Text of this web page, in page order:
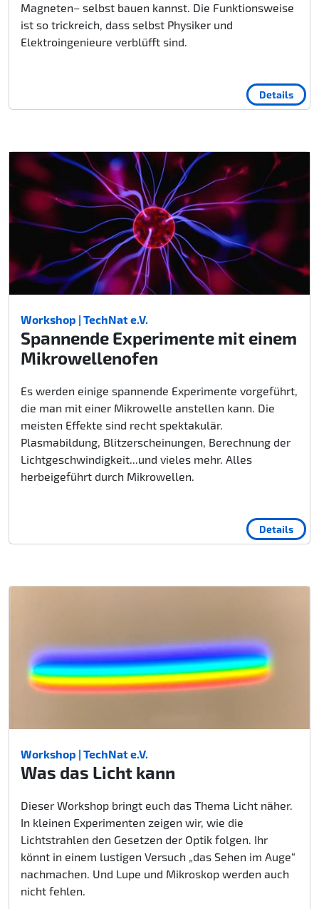
Magneten– selbst bauen kannst. Die Funktionsweise
ist so trickreich, dass selbst Physiker und
Elektroingenieure verblüfft sind.
Details
Workshop | TechNat e.V.
Spannende Experimente mit einem
Mikrowellenofen
Es werden einige spannende Experimente vorgeführt,
die man mit einer Mikrowelle anstellen kann. Die
meisten Effekte sind recht spektakulär.
Plasmabildung, Blitzerscheinungen, Berechnung der
Lichtgeschwindigkeit...und vieles mehr. Alles
herbeigeführt durch Mikrowellen.
Details
Workshop | TechNat e.V.
Was das Licht kann
Dieser Workshop bringt euch das Thema Licht näher.
In kleinen Experimenten zeigen wir, wie die
Lichtstrahlen den Gesetzen der Optik folgen. Ihr
könnt in einem lustigen Versuch „das Sehen im Auge“
nachmachen. Und Lupe und Mikroskop werden auch
nicht fehlen.